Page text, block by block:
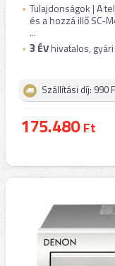
Tulajdonságok | A
és a hozzá illő SC-
...
3 ÉVhivatalos,
Szállítási díj: 990
175.480Ft